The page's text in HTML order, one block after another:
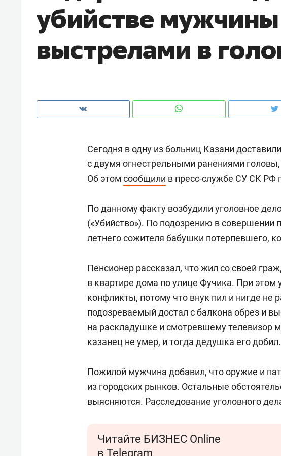
убийстве
выстрелами в
Сегодня в одну из больниц Казани
с двумя огнестрельными ранениями головы,
Об этом сообщили в пресс-службе СУ СК РФ
По данному факту возбудили уголовное
(«Убийство»). По подозрению в совершении
летнего сожителя бабушки потерпевшего,
Пенсионер рассказал, что жил со своей
в квартире дома по улице Фучика. При этом
конфликты, потому что внук пил и нигде не
подозреваемый достал с балкона обрез и
на раскладушке и смотревшему телевизор
казанец не умер, и тогда дедушка его добил.
Пожилой мужчина добавил, что оружие и
из городских рынков. Остальные
выясняются. Расследование уголовного
Читайте БИЗНЕС Online
в Telegram
чем интересен Оман?
клиентах и
ниндзя-зал: как ТРЦ «Франт»
стал Меккой для любителей
Рекомендуем
«Директорский
когда человек не
свою
стрессом»